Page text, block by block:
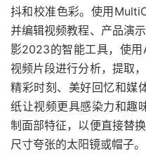
抖和校准色彩。使用
并编辑视频教程、产品演
影2023的智能工具，使
视频片段进行分析，提取
精彩时刻、美好回忆和媒
纸让视频更具感染力和趣
制面部特征，以便直接替
尺寸夸张的太阳镜或帽子。